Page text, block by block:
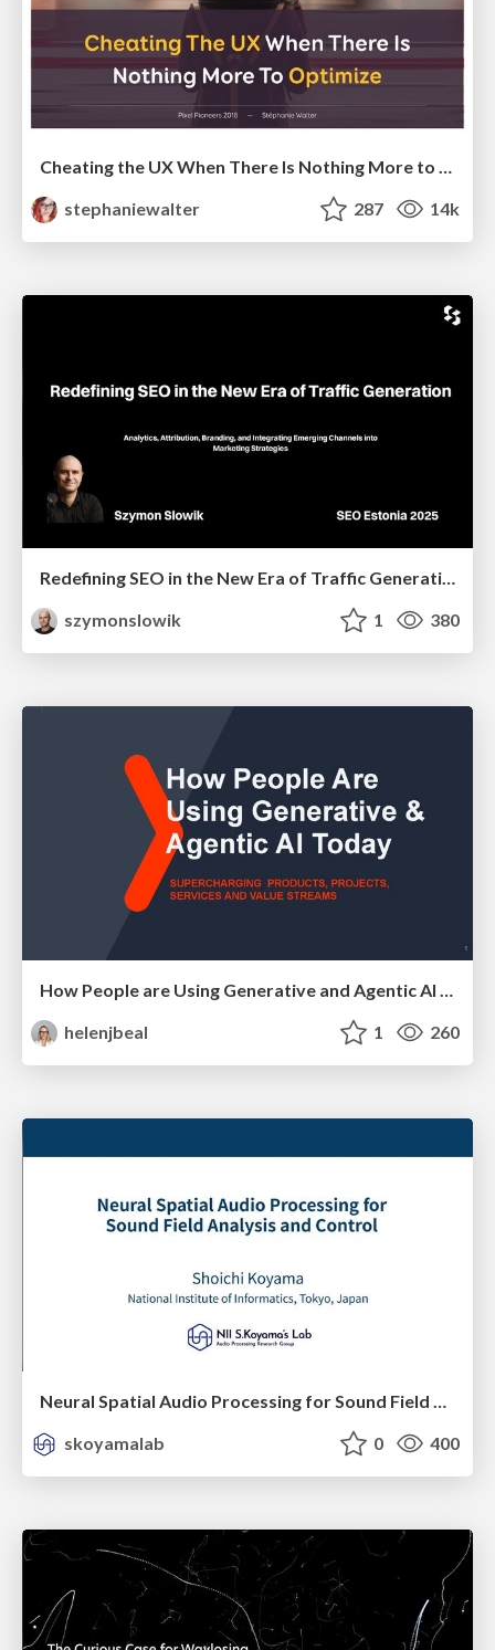
Cheating the UX When There Is Nothing More to Optimize - PixelPioneers
stephaniewalter
287 14k
Redefining SEO in the New Era of Traffic Generation
szymonslowik
1 380
helenjbeal
1 260
Neural Spatial Audio Processing for Sound Field Analysis and Control
skoyamalab
0 400